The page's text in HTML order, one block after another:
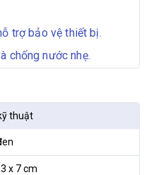
trợ bảo vệ thiết bị.
chống nước nhẹ.
thuật
x 7 cm